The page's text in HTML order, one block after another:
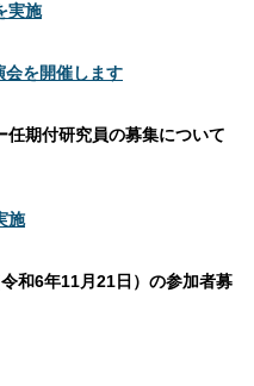
実施
会を開催します
期付研究員の募集について
施
和6年11月21日）の参加者募